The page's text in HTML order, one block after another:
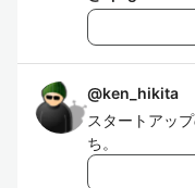
@ken_hikita
スタートアッ
ち。